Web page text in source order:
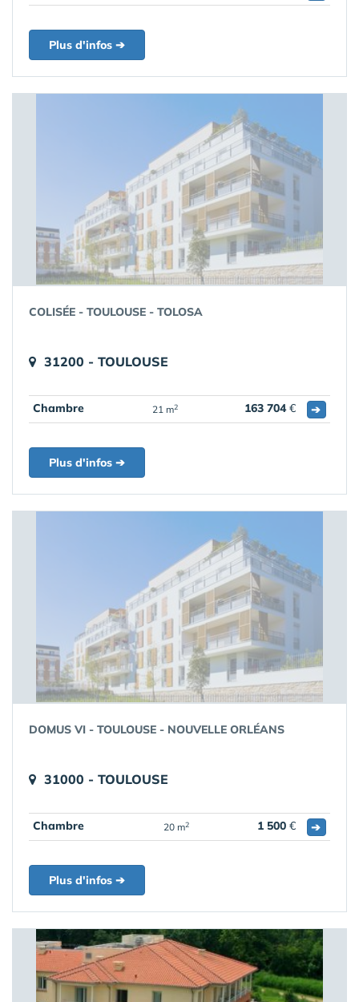
Plus d'infos ➔
COLISÉE - TOULOUSE - TOLOSA
31200 - TOULOUSE
Chambre 21 m2 163 704€ ➔
Plus d'infos ➔
DOMUS VI - TOULOUSE - NOUVELLE ORLÉANS
31000 - TOULOUSE
Chambre 20 m2 1 500 € ➔
Plus d'infos ➔